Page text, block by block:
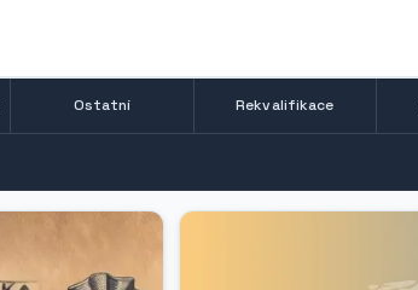
Ostatní Rekvalifikace